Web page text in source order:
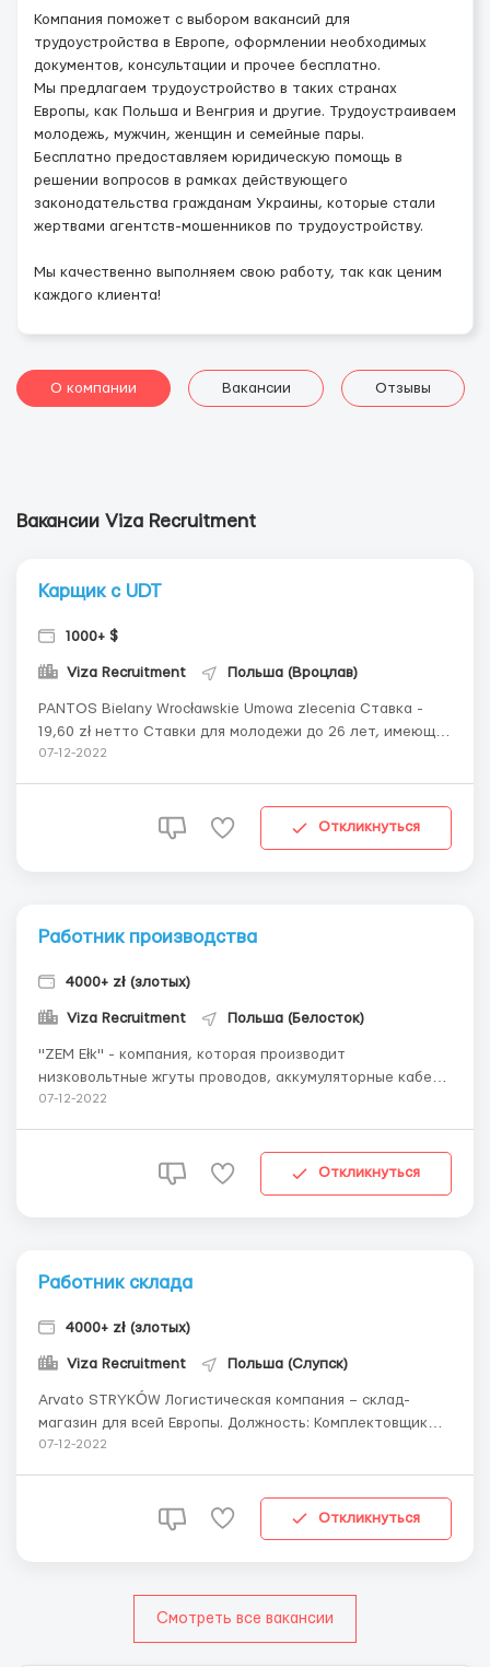
Компания поможет с выбором вакансий для
трудоустройства в Европе, оформлении необходимых
документов, консультации и прочее бесплатно.
Мы предлагаем трудоустройство в таких странах
Европы, как Польша и Венгрия и другие. Трудоустраиваем
молодежь, мужчин, женщин и семейные пары.
Бесплатно предоставляем юридическую помощь в
решении вопросов в рамках действующего
законодательства гражданам Украины, которые стали
жертвами агентств-мошенников по трудоустройству.
Мы качественно выполняем свою работу, так как ценим
каждого клиента!
О компании Вакансии Отзывы
Вакансии Viza Recruitment
Карщик с UDT
1000+ $
Viza Recruitment Польша (Вроцлав)
PANTOS Bielany Wrocławskie Umowa zlecenia Ставка -
19,60 zł нетто Ставки для молодежи до 26 лет, имеющих
статус студента - 25,00 зл. нетто (ПРИНИМАЕТСЯ
Количество часов в месяц 170- 200 Работа по 8-12 часов
07-12-2022
Откликнуться
Работник производства
4000+ zł (злотых)
Viza Recruitment Польша (Белосток)
"ZEM Ełk" - компания, которая производит
низковольтные жгуты проводов, аккумуляторные кабели
и балки зажигания для всех типов транспортных
MERCEDES-BENZ, PEUGEOT, FORD, DAEWOO, а также
07-12-2022
Откликнуться
Работник склада
4000+ zł (злотых)
Viza Recruitment Польша (Слупск)
Arvato STRYKÓW Логистическая компания – склад-
магазин для всей Европы. Должность: Комплектовщик
заказов Город: STRYKÓW Возраст: до 50 лет Пол:
молодежи до 26 л...
07-12-2022
Откликнуться
Смотреть все вакансии